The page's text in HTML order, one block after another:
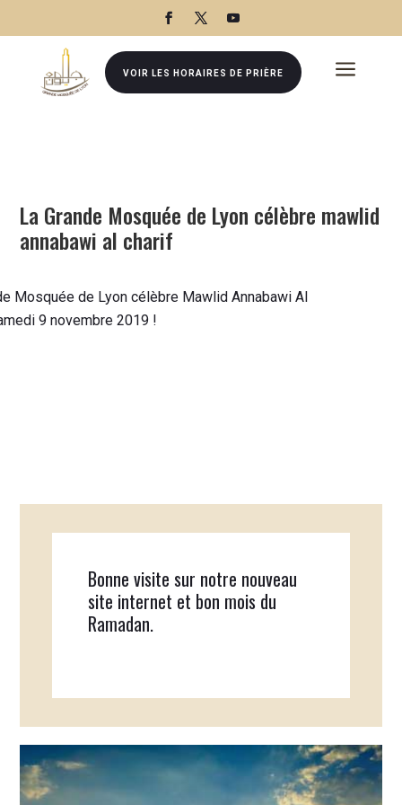
VOIR LES HORAIRES DE PRIÈRE a
La Grande Mosquée de Lyon célèbre mawlid
annabawi al charif
Mosquée de Lyon célèbre Mawlid Annabawi Al
9 novembre 2019 !
Bonne visite sur notre nouveau
site internet et bon mois du
Ramadan.